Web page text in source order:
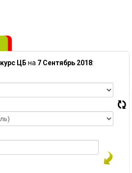
курс ЦБ на 7 Сентябрь 2018: